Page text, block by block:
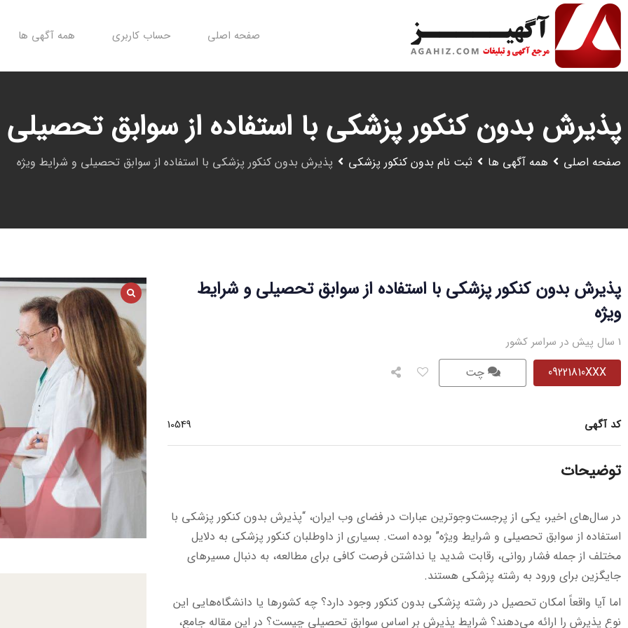
پرش
محتوا
صفحه اصلی حساب کاربری همه آگهی ها
پذیرش بدون کنکور پزشکی با استفاده از سوابق
صفحه اصلی همه آگهی ها ثبت نام بدون کنکور پزشکی پذیرش بدون کنکور پزشکی با استفاده از سوابق تحصیلی و شرایط ویژه
پذیرش بدون کنکور پزشکی با استفاده از سوابق تحصیلی و شرایط
ویژه
1 سال پیش در سراسر کشور
09221810XXX چت
کد آگهی 10549
توضیحات
در سال‌های اخیر، یکی از پرجست‌وجوترین عبارات در فضای وب ایران، “پذیرش بدون کنکور پزشکی با
استفاده از سوابق تحصیلی و شرایط ویژه” بوده است. بسیاری از داوطلبان کنکور پزشکی به دلایل
مختلف از جمله فشار روانی، رقابت شدید یا نداشتن فرصت کافی برای مطالعه، به دنبال مسیرهای
جایگزین برای ورود به رشته پزشکی هستند.
اما آیا واقعاً امکان تحصیل در رشته پزشکی بدون کنکور وجود دارد؟ چه کشورها یا دانشگاه‌هایی این
نوع پذیرش را ارائه می‌دهند؟ شرایط پذیرش بر اساس سوابق تحصیلی چیست؟ در این مقاله جامع،